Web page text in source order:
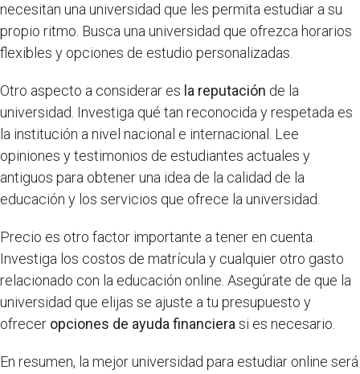
necesitan una universidad que les permita estudiar a su
propio ritmo. Busca una universidad que ofrezca horarios
flexibles y opciones de estudio personalizadas.
Otro aspecto a considerar es la reputación de la
universidad. Investiga qué tan reconocida y respetada es
la institución a nivel nacional e internacional. Lee
opiniones y testimonios de estudiantes actuales y
antiguos para obtener una idea de la calidad de la
educación y los servicios que ofrece la universidad.
Precio es otro factor importante a tener en cuenta.
Investiga los costos de matrícula y cualquier otro gasto
relacionado con la educación online. Asegúrate de que la
universidad que elijas se ajuste a tu presupuesto y
ofrecer opciones de ayuda financiera si es necesario.
En resumen, la mejor universidad para estudiar online será